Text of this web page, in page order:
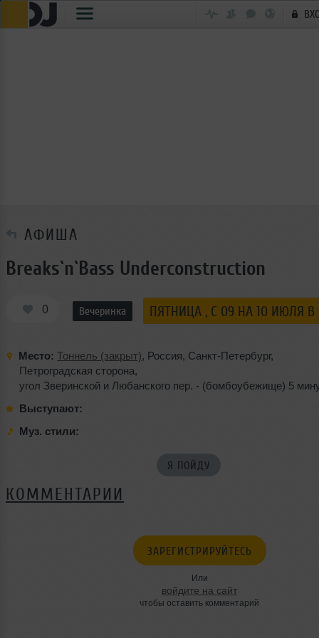
АФИША
Breaks`n`Bass Underconstruction
0 Вечеринка ПЯТНИЦА , C 09 НА 10 ИЮЛЯ В
Место: Тоннель (закрыт), Россия, Санкт-Петербург,
Петроградская сторона,
угол Зверинской и Любанского пер. - (бомбоубежище) 5
Выступают:
Муз. стили:
Я ПОЙДУ
КОММЕНТАРИИ
ЗАРЕГИСТРИРУЙТЕСЬ
Или
войдите на сайт
чтобы оставить комментарий